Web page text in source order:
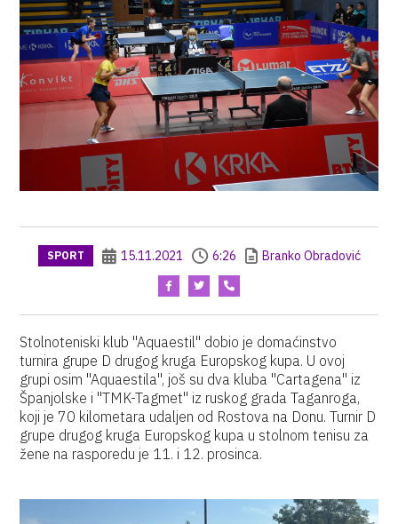
SPORT 15.11.2021 6:26 Branko Obradović
Stolnoteniski klub "Aquaestil" dobio je domaćinstvo
turnira grupe D drugog kruga Europskog kupa. U ovoj
grupi osim "Aquaestila", još su dva kluba "Cartagena" iz
Španjolske i "TMK-Tagmet" iz ruskog grada Taganroga,
koji je 70 kilometara udaljen od Rostova na Donu. Turnir D
grupe drugog kruga Europskog kupa u stolnom tenisu za
žene na rasporedu je 11. i 12. prosinca.